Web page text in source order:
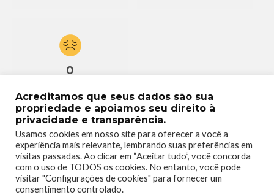
0
Acreditamos que seus dados são sua
propriedade e apoiamos seu direito à
privacidade e transparência.
Usamos cookies em nosso site para oferecer a você a
experiência mais relevante, lembrando suas preferências em
visitas passadas. Ao clicar em “Aceitar tudo”, você concorda
com o uso de TODOS os cookies. No entanto, você pode
visitar "Configurações de cookies" para fornecer um
consentimento controlado.